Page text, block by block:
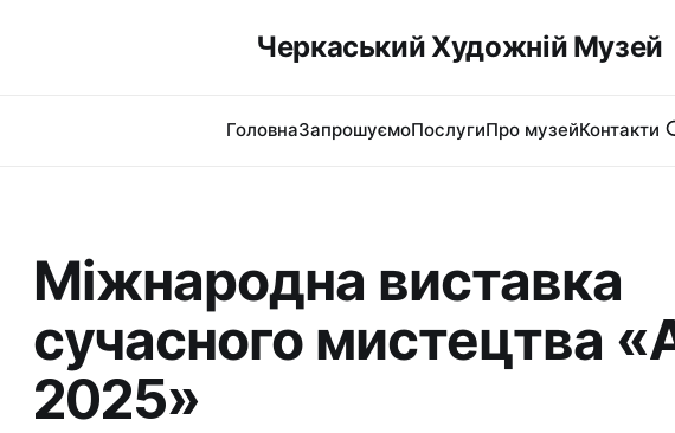
Черкаський Художній Музей
ГоловнаЗапрошуємоПослугиПро музейКонтакти
Міжнародна виставка
сучасного мистецтва
2025»